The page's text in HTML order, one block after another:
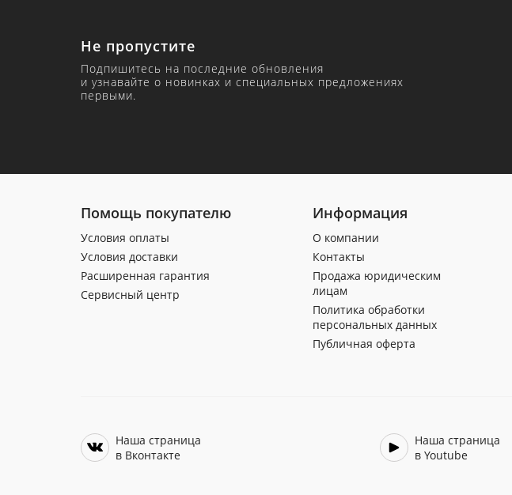
Не пропустите
Подпишитесь на последние обновления
и узнавайте о новинках и специальных предложениях
первыми.
Помощь покупателю
Условия оплаты
Условия доставки
Расширенная гарантия
Сервисный центр
Информация
О компании
Контакты
Продажа юридическим
лицам
Политика обработки
персональных данных
Публичная оферта
Наша страница
в Вконтакте
Наша страница
в Youtube